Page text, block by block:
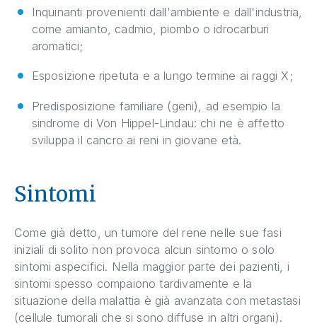
Inquinanti provenienti dall'ambiente e dall'industria,
come amianto, cadmio, piombo o idrocarburi
aromatici;
Esposizione ripetuta e a lungo termine ai raggi X;
Predisposizione familiare (geni), ad esempio la
sindrome di Von Hippel-Lindau: chi ne è affetto
sviluppa il cancro ai reni in giovane età.
Sintomi
Come già detto, un tumore del rene nelle sue fasi
iniziali di solito non provoca alcun sintomo o solo
sintomi aspecifici. Nella maggior parte dei pazienti, i
sintomi spesso compaiono tardivamente e la
situazione della malattia è già avanzata con metastasi
(cellule tumorali che si sono diffuse in altri organi).